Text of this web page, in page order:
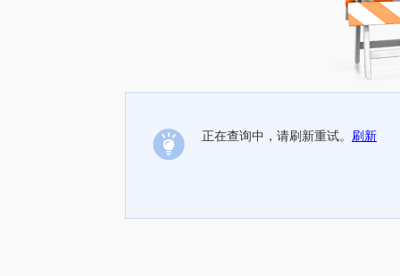
正在查询中，请刷新重试。 刷新